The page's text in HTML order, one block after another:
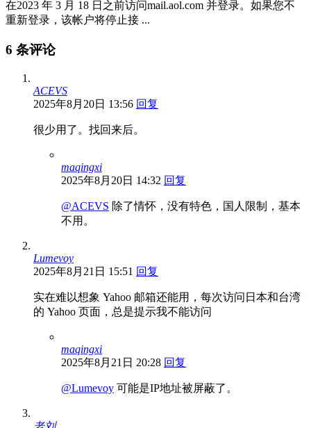
在2023 年 3 月 18 日之前访问mail.aol.com 并登录。如果您不
重新登录，该帐户将停止接 ...
6 条评论
ACEVS
2025年8月20日 13:56 回复
很少用了。找回来后。
maqingxi
2025年8月20日 14:32 回复
@ACEVS 除了情怀，没有特色，国人限制，基本
不用。
Lumevoy
2025年8月21日 15:51 回复
实在难以想象 Yahoo 邮箱还能用，每次访问日本和台湾
的 Yahoo 页面，总是提示我不能访问
maqingxi
2025年8月21日 20:28 回复
@Lumevoy 可能是IP地址被屏蔽了。